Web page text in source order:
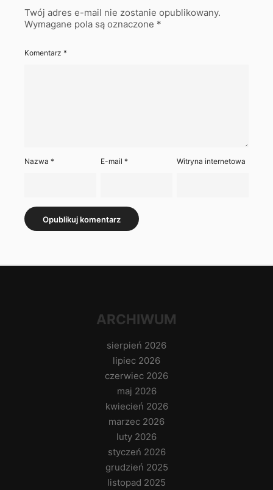
Twój adres e-mail nie zostanie opublikowany.
Wymagane pola są oznaczone *
Komentarz *
Nazwa * E-mail* Witryna internetowa
ARCHIWUM
sierpień 2026
lipiec 2026
czerwiec 2026
maj 2026
kwiecień 2026
marzec 2026
luty 2026
styczeń 2026
grudzień 2025
listopad 2025